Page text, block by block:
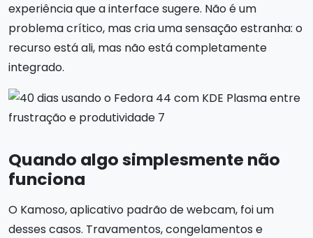
experiência que a interface sugere. Não é um
problema crítico, mas cria uma sensação estranha: o
recurso está ali, mas não está completamente
integrado.
Quando algo simplesmente não
funciona
O Kamoso, aplicativo padrão de webcam, foi um
desses casos. Travamentos, congelamentos e